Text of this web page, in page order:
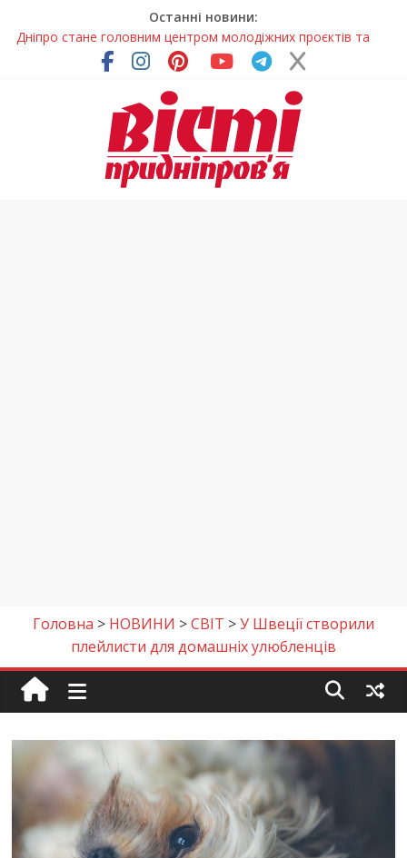
Останні новини:
Дніпро стане головним центром молодіжних проєктів та
ініціатив України
Засинання після півночі може негативно впливати на
У Тернівці працюють над посиленням водної безпеки
На Дніпропетровщині різко зросла кількість пожеж в
Головна > НОВИНИ >СВІТ >У Швеції створили
плейлисти для домашніх улюбленців